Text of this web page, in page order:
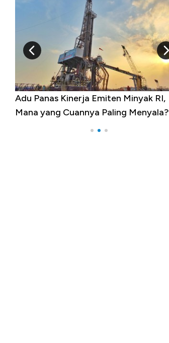
Adu Panas Kinerja Emiten Minyak RI,
Mana yang Cuannya Paling Menyala?